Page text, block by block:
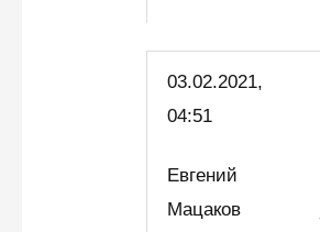
03.02.2021,
04:51
Евгений
Мацаков